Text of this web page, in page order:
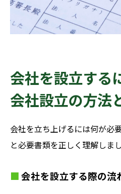
会社を設立する
会社設立の方法
会社を立ち上げるには何が必
と必要書類を正しく理解しまし
会社を設立する際の流